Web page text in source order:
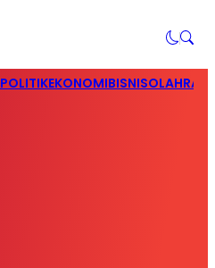
POLITIKEKONOMIBISNIS